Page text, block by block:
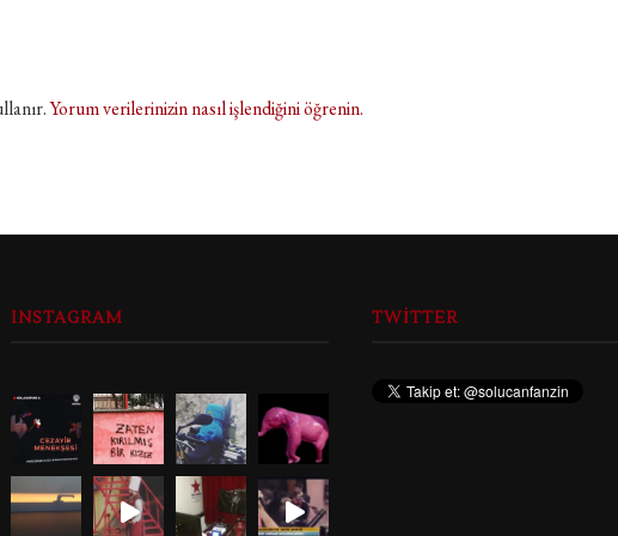
Yorum verilerinizin nasıl işlendiğini öğrenin.
INSTAGRAM TWITTER